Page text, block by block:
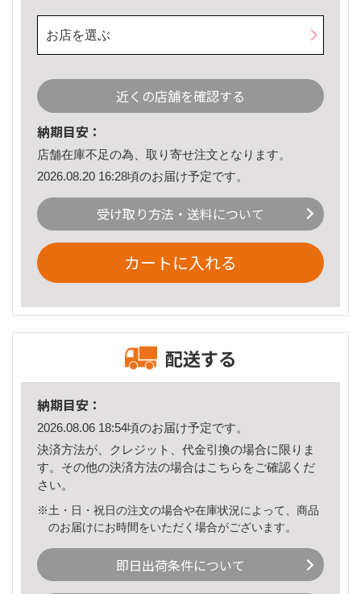
お店を選ぶ
近くの店舗を確認する
納期目安：
店舗在庫不足の為、取り寄せ注文となります。
2026.08.20 16:28頃のお届け予定です。
受け取り方法・送料について
カートに入れる
配送する
納期目安：
2026.08.06 18:54頃のお届け予定です。
決済方法が、クレジット、代金引換の場合に限りま
す。その他の決済方法の場合はこちら をご確認くだ
さい。
※土・日・祝日の注文の場合や在庫状況によって、商品
のお届けにお時間をいただく場合がございます。
即日出荷条件について